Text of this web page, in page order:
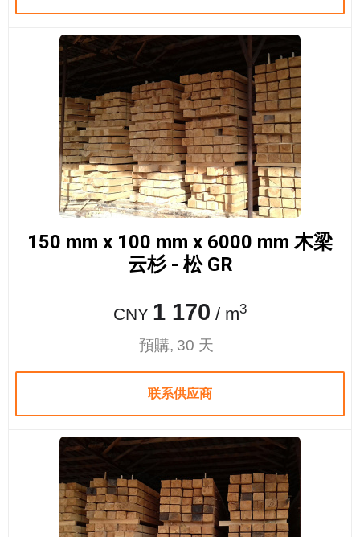
150 mm x 100 mm x 6000 mm 木梁
云杉 - 松 GR
CNY 1 170 / m3
預購, 30 天
联系供应商